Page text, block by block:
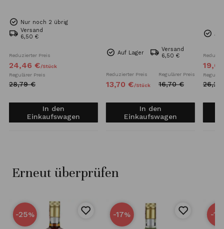
Nur noch 2 übrig
Versand
6,50 €
Reduzierter Preis
24,46 €/Stück
Regulärer Preis
28,79 €
In den
Einkaufswagen
Auf Lager
Versand
6,50 €
Reduzierter Preis
13,70 €/Stück
Regulärer Preis
16,70 €
In den
Einkaufswagen
19,67
26,23
Erneut überprüfen
-25% -17% -15